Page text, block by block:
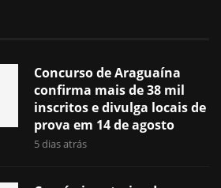
Concurso de Araguaína
confirma mais de 38 mil
inscritos e divulga locais de
prova em 14 de agosto
5 dias atrás